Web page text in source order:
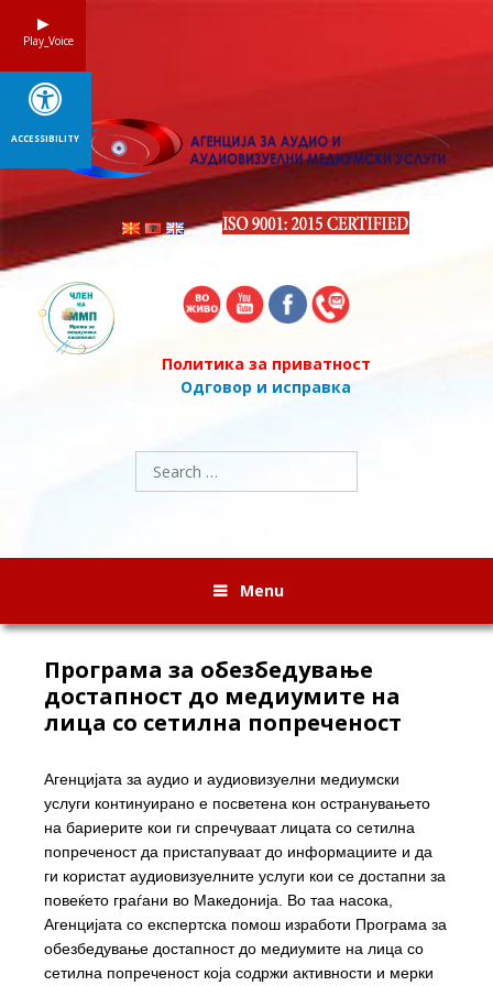
Политика за приватност
Одговор и исправка
Search
for:
Menu
Програма за обезбедување
достапност до медиумите на
лица со сетилна попреченост
Агенцијата за аудио и аудиовизуелни медиумски
услуги континуирано е посветена кон остранувањето
на бариерите кои ги спречуваат лицата со сетилна
попреченост да пристапуваат до информациите и да
ги користат аудиовизуелните услуги кои се достапни за
повеќето граѓани во Македонија. Во таа насока,
Агенцијата со експертска помош изработи Програма за
обезбедување достапност до медиумите на лица со
сетилна попреченост која содржи активности и мерки
Play_Voice
ACCESSIBILITY